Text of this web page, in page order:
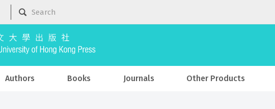
Authors Books Journals Other Products